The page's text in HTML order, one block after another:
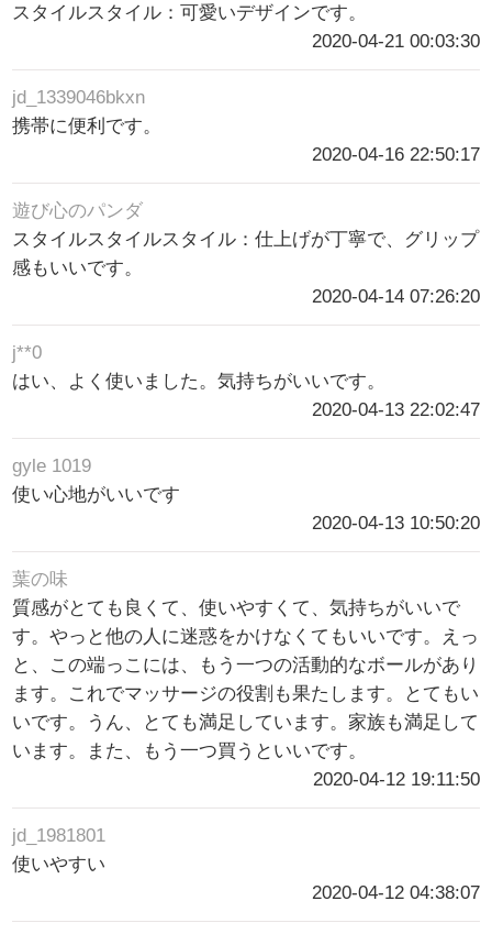
スタイルスタイル：可愛いデザインです。
2020-04-21 00:03:30
jd_1339046bkxn
携帯に便利です。
2020-04-16 22:50:17
遊び心のパンダ
スタイルスタイルスタイル：仕上げが丁寧で、グリップ
感もいいです。
2020-04-14 07:26:20
j**0
はい、よく使いました。気持ちがいいです。
2020-04-13 22:02:47
gyle 1019
使い心地がいいです
2020-04-13 10:50:20
葉の味
質感がとても良くて、使いやすくて、気持ちがいいで
す。やっと他の人に迷惑をかけなくてもいいです。えっ
と、この端っこには、もう一つの活動的なボールがあり
ます。これでマッサージの役割も果たします。とてもい
いです。うん、とても満足しています。家族も満足して
います。また、もう一つ買うといいです。
2020-04-12 19:11:50
jd_1981801
使いやすい
2020-04-12 04:38:07